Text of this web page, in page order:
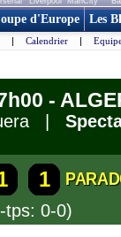
d'Europe Les
| Calendrier |
-
|
1
tps: 0-0)